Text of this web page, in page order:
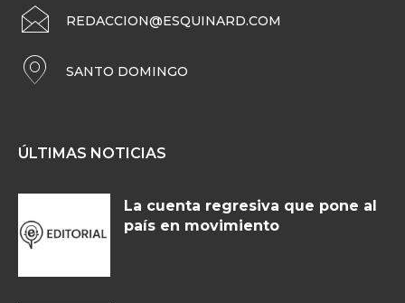
REDACCION@ESQUINARD.COM
SANTO DOMINGO
ÚLTIMAS NOTICIAS
La cuenta regresiva que pone al
país en movimiento